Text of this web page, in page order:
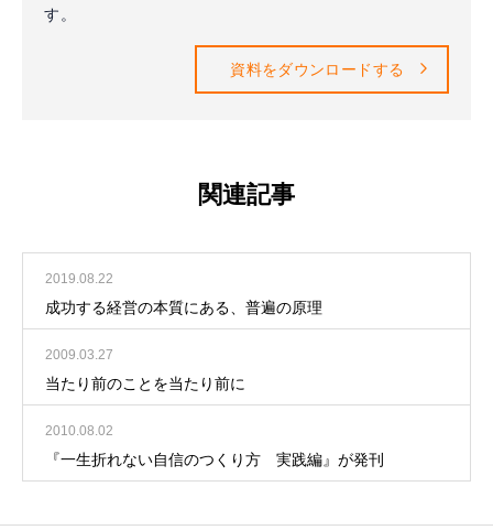
す。
資料をダウンロードする
関連記事
2019.08.22
成功する経営の本質にある、普遍の原理
2009.03.27
当たり前のことを当たり前に
2010.08.02
『一生折れない自信のつくり方 実践編』が発刊